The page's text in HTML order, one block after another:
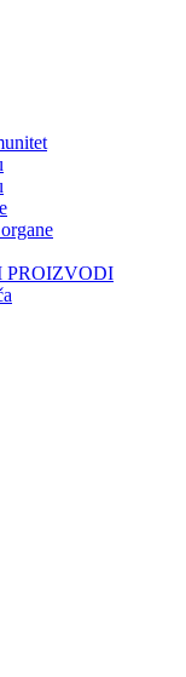
PROIZVODI